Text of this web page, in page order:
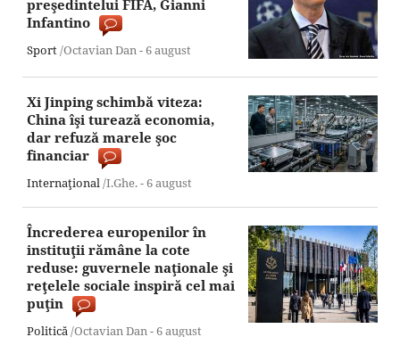
preşedintelui FIFA, Gianni
Infantino
Sport/Octavian Dan -6 august
Xi Jinping schimbă viteza:
China îşi turează economia,
dar refuză marele şoc
financiar
Internaţional/I.Ghe. -6 august
Încrederea europenilor în
instituţii rămâne la cote
reduse: guvernele naţionale şi
reţelele sociale inspiră cel mai
puţin
Politică/Octavian Dan -6 august